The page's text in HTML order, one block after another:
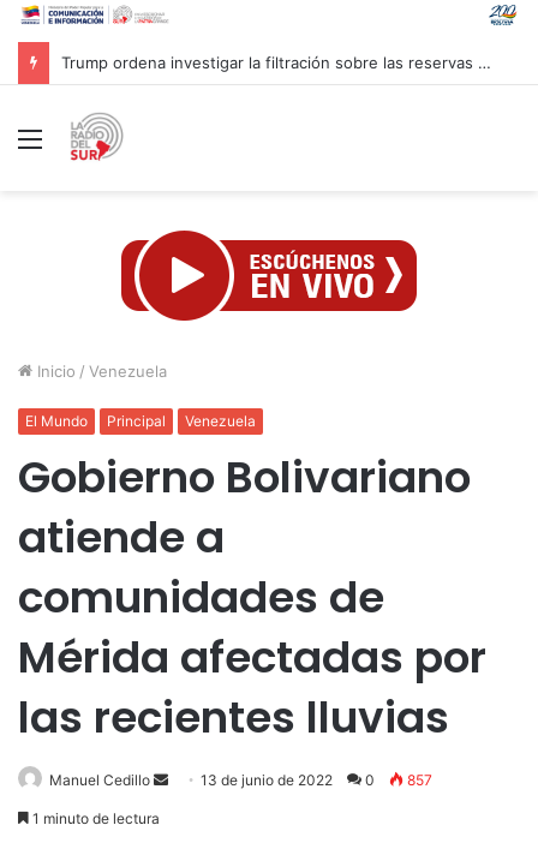
Inaugurado en Cuba XXIV Encuentro Internacional de Partidos Comunistas y Obreros
Menú
Inicio / Venezuela
El Mundo Principal Venezuela
Gobierno Bolivariano
atiende a
comunidades de
Mérida afectadas por
las recientes lluvias
Manuel Cedillo
Send13 de junio de 2022 0 857
1 minuto de lectura